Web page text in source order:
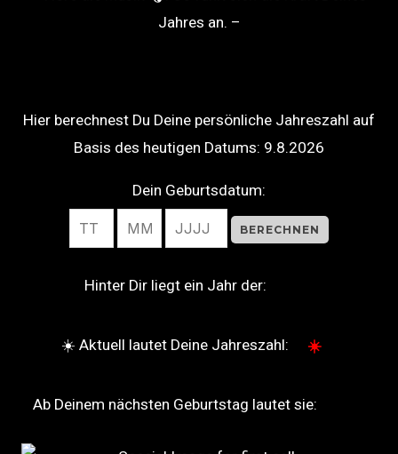
Jahres an. –
Hier berechnest Du Deine persönliche Jahreszahl auf
Basis des heutigen Datums: 9.8.2026
Dein Geburtsdatum:
BERECHNEN
Hinter Dir liegt ein Jahr der:
☀️ Aktuell lautet Deine Jahreszahl: ☀️
Ab Deinem nächsten Geburtstag lautet sie: